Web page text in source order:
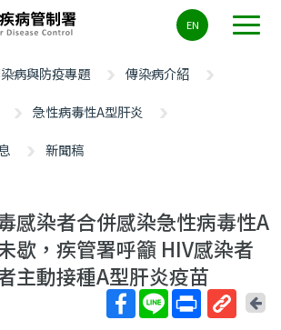
EN
病與防疫專題
傳染病介紹
急性病毒性A型肝炎
新聞稿
感染者合併感染急性病毒性A
歇，疾管署呼籲 HIV感染者
主動接種A型肝炎疫苗
回